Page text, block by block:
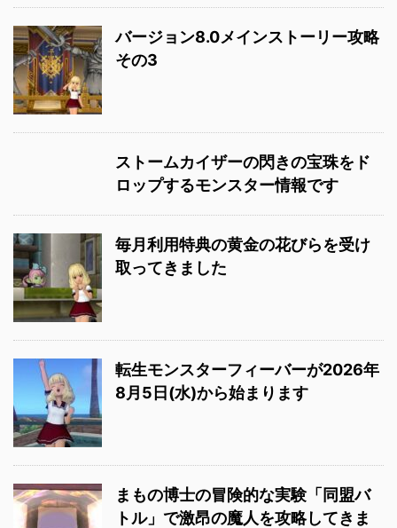
バージョン8.0メインストーリー攻略
その3
ストームカイザーの閃きの宝珠をド
ロップするモンスター情報です
毎月利用特典の黄金の花びらを受け
取ってきました
転生モンスターフィーバーが2026年
8月5日(水)から始まります
まもの博士の冒険的な実験「同盟バ
トル」で激昂の魔人を攻略してきま